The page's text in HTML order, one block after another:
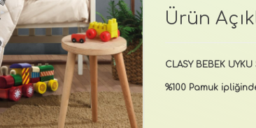
Ürün
CLASY BEBEK UYKU
%100 Pamuk